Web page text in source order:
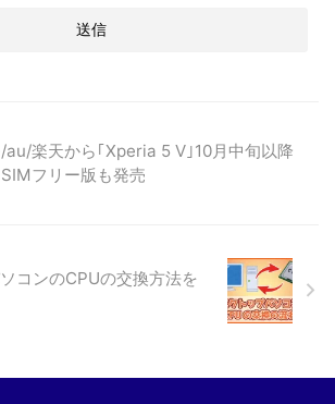
/au/楽天から｢Xperia 5 V｣10月中旬以降
フリー版も発売
コンのCPUの交換方法を